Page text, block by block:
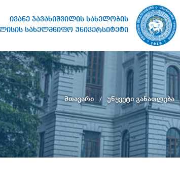
ივანე ჯავახიშვილის სახელობის
სახელმწიფო უნივერსიტეტი
მთავარი უწყვეტი განათლება